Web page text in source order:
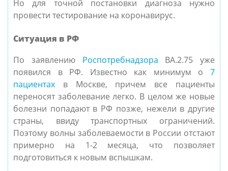
Но для точной постановки диагноза нужно
провести тестирование на коронавирус.
Ситуация в РФ
По заявлению Роспотребнадзора BA.2.75 уже
появился в РФ. Известно как минимум о 7
пациентах в Москве, причем все пациенты
переносят заболевание легко. В целом же новые
болезни попадают в РФ позже, нежели в другие
страны, ввиду транспортных ограничений.
Поэтому волны заболеваемости в России отстают
примерно на 1-2 месяца, что позволяет
подготовиться к новым вспышкам.